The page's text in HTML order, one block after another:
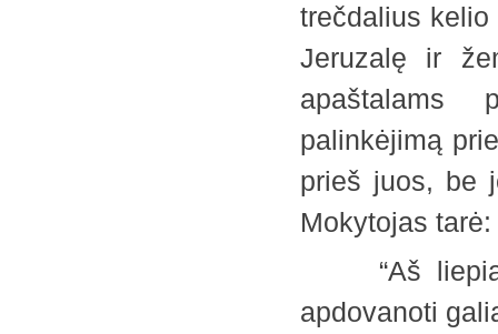
trečdalius
Jeruzalę ir
apaštalams
palinkėjimą
prieš juos, be
Mokytojas
“Aš liepiau
apdovanoti